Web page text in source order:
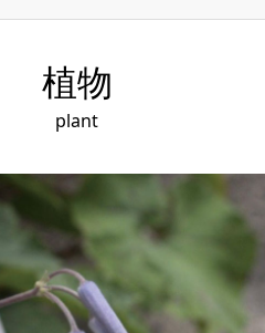
植物
plant